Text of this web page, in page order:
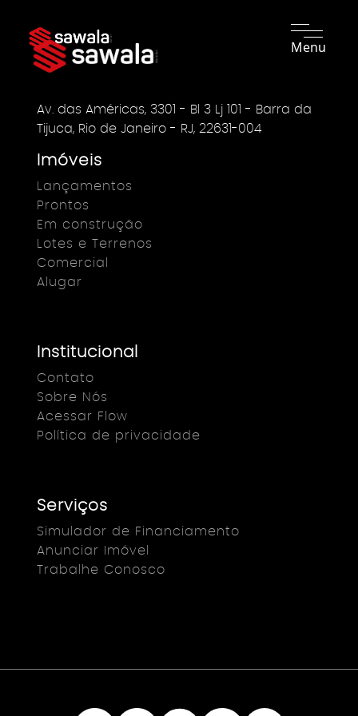
Menu
Av. das Américas, 3301 - Bl 3 Lj 101 - Barra da
Tijuca, Rio de Janeiro - RJ, 22631-004
Imóveis
Lançamentos
Prontos
Em construção
Lotes e Terrenos
Comercial
Alugar
Institucional
Contato
Sobre Nós
Acessar Flow
Política de privacidade
Serviços
Simulador de Financiamento
Anunciar Imóvel
Trabalhe Conosco